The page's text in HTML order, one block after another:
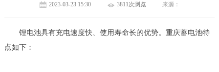
2023-03-23 15:30 3811次浏览 来源：
锂电池具有充电速度快、使用寿命长的优势。重庆蓄电池特
点如下：